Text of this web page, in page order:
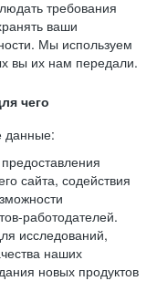
требования
ваши
Мы используем
вы их нам передали.
чего
данные:
сайта, содействия
работодателей.
исследований,
наших
новых продуктов